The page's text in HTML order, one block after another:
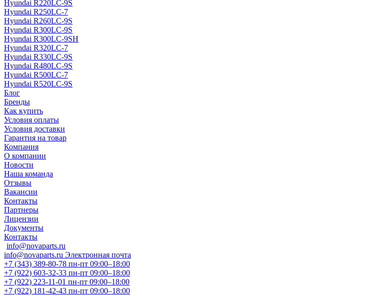
Hyundai R220LC-9S
Hyundai R250LC-7
Hyundai R260LC-9S
Hyundai R300LC-9S
Hyundai R300LC-9SH
Hyundai R320LC-7
Hyundai R330LC-9S
Hyundai R480LC-9S
Hyundai R500LC-7
Hyundai R520LC-9S
Блог
Бренды
Как купить
Условия оплаты
Условия доставки
Гарантия на товар
Компания
О компании
Новости
Наша команда
Отзывы
Вакансии
Контакты
Партнеры
Лицензии
Документы
Контакты
info@novaparts.ru
info@novaparts.ru Электронная почта
+7 (343) 389-80-78 пн-пт 09:00–18:00
+7 (922) 603-32-33 пн-пт 09:00–18:00
+7 (922) 223-11-01 пн-пт 09:00–18:00
+7 (922) 181-42-43 пн-пт 09:00–18:00